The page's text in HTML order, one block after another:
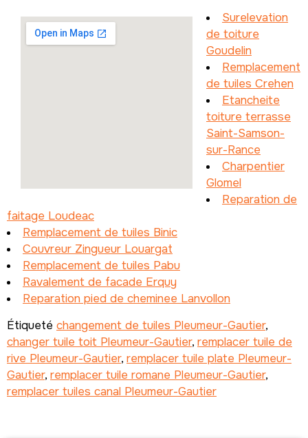
Surelevation
de toiture
Goudelin
Remplacement
de tuiles Crehen
Etancheite
toiture terrasse
Saint-Samson-
sur-Rance
Charpentier
Glomel
Reparation de
faitage Loudeac
Remplacement de tuiles Binic
Couvreur Zingueur Louargat
Remplacement de tuiles Pabu
Ravalement de facade Erquy
Reparation pied de cheminee Lanvollon
Étiqueté changement de tuiles Pleumeur-Gautier,
changer tuile toit Pleumeur-Gautier, remplacer tuile de
rive Pleumeur-Gautier, remplacer tuile plate Pleumeur-
Gautier, remplacer tuile romane Pleumeur-Gautier,
remplacer tuiles canal Pleumeur-Gautier